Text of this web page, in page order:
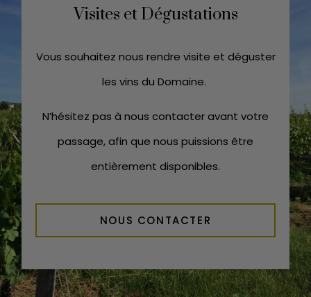
Visites et Dégustations
Vous souhaitez nous rendre visite et déguster
les vins du Domaine.
N’hésitez pas à nous contacter avant votre
passage, afin que nous puissions être
entièrement disponibles.
NOUS CONTACTER